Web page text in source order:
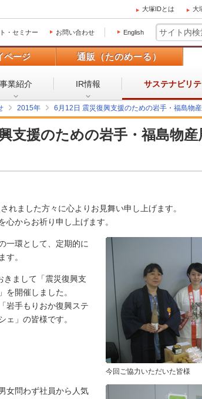
大塚IDとは 大
・セミナー お問い合わせ English
ページ 通販（たのめーる）
事業紹介 IR情報 サステナビリテ
2015年 6月12日 震災復興支援のための岩手・福島物
支援のための岩手・福島物
れました方々に心よりお見舞い申し上げます。
心からお祈り申し上げます。
一環として、定期的に
す。
きまして「震災復興支
を開催しました。
岩手もりおか復興ステ
ェ」の皆様です。
今回ご協力いただいた皆様
女問わず社員から人気